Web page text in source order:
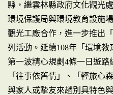
縣，繼雲林縣政府文化觀光
環境保護局與環境教育設施
觀光工廠合作，進一步推出
列活動。延續108年「環境
第一波精心規劃4條一日遊路
「往事依舊情」、「輕旅心
與家人或摯友來趟別具特色